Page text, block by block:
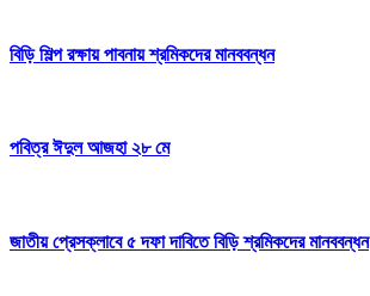
বিড়ি শিল্প রক্ষায় পাবনায় শ্রমিকদের মানববন্ধন
পবিত্র ঈদুল আজহা ২৮ মে
জাতীয় প্রেসক্লাবে ৫ দফা দাবিতে বিড়ি শ্রমিকদের মানববন্ধন